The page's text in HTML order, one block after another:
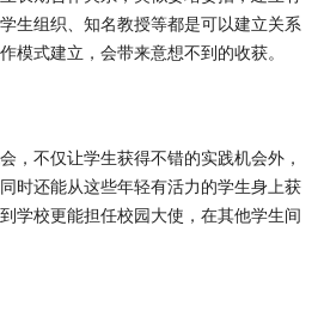
生组织、知名教授等都是可以建立关系
模式建立，会带来意想不到的收获。
，不仅让学生获得不错的实践机会外，
时还能从这些年轻有活力的学生身上获
学校更能担任校园大使，在其他学生间